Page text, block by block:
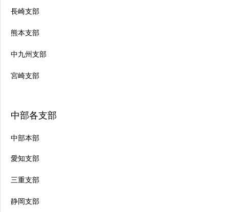
長崎支部
熊本支部
中九州支部
宮崎支部
中部各支部
中部本部
愛知支部
三重支部
静岡支部